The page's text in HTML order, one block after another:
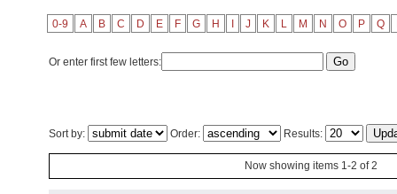
0-9 A B C D E F G H J K L M N O P Q
Or enter first few letters:
Sort by: Order: Results:
Now showing items 1-2 of 2